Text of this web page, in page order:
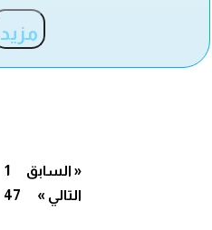
مزيد
« السابق 1
47 التالي »